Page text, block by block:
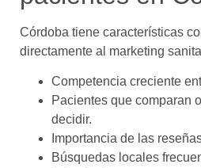
Córdoba tiene características
directamente al marketing
Competencia creciente
Pacientes que comparan
decidir.
Importancia de las
Búsquedas locales